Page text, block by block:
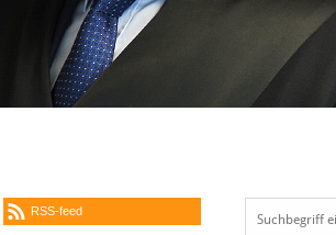
RSS-feed